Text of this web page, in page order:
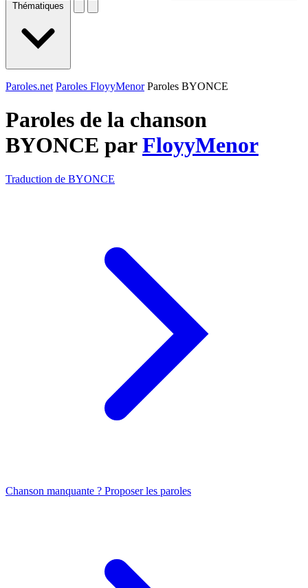
Thématiques
Paroles.net Paroles FloyyMenor Paroles BYONCE
Paroles de la chanson
BYONCE parFloyyMenor
Traduction de BYONCE
Chanson manquante ? Proposer les paroles